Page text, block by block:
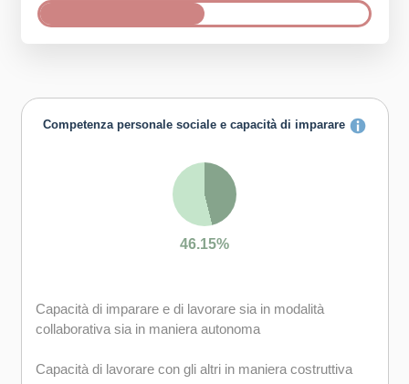
Competenza personale sociale e capacità di imparare
46.15%
Capacità di imparare e di lavorare sia in modalità
collaborativa sia in maniera autonoma
Capacità di lavorare con gli altri in maniera costruttiva